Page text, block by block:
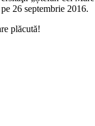
26 septembrie 2016.
plăcută!